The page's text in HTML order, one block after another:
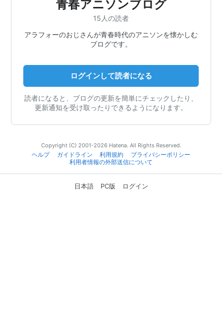
青春アニソンブログ
15人の読者
アラフォーのおじさんが青春時代のアニソンを懐かしむ
ブログです。
ログインして読者になる
読者になると、ブログの更新を簡単にチェックしたり、
更新通知を受け取ったりできるようになります。
Copyright (C) 2001-2026 Hatena. All Rights Reserved.
ヘルプ
ガイドライン 利用規約
プライバシーポリシー
利用者情報の外部送信について
日本語 PC版 ログイン